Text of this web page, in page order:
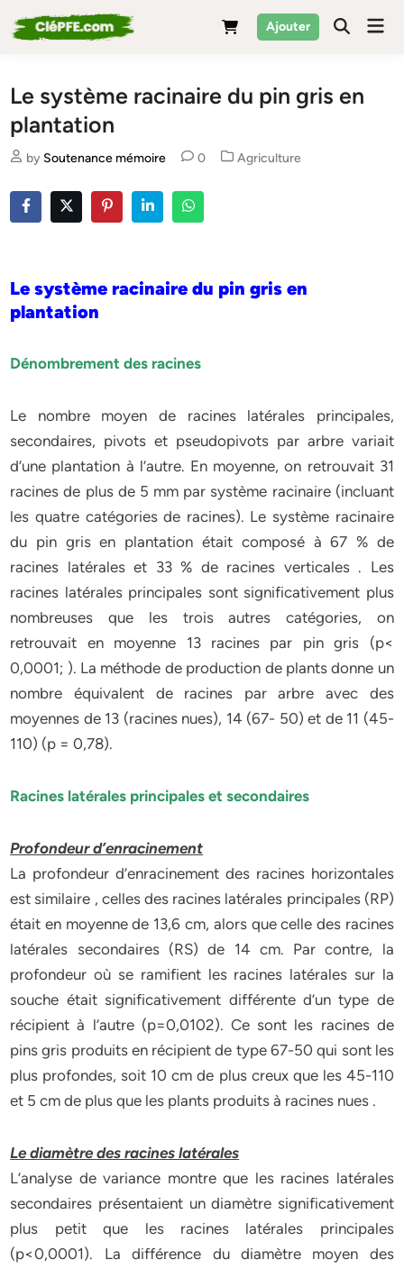
to
Ajouter
Le système racinaire du pin gris en
plantation
by Soutenance mémoire 0
Posted
Agriculture
Le système racinaire du pin gris en
plantation
Dénombrement des racines
Le nombre moyen de racines latérales principales,
secondaires, pivots et pseudopivots par arbre variait
d’une plantation à l’autre. En moyenne, on retrouvait 31
racines de plus de 5 mm par système racinaire (incluant
les quatre catégories de racines). Le système racinaire
du pin gris en plantation était composé à 67 % de
racines latérales et 33 % de racines verticales . Les
racines latérales principales sont significativement plus
nombreuses que les trois autres catégories, on
retrouvait en moyenne 13 racines par pin gris (p<
0,0001; ). La méthode de production de plants donne un
nombre équivalent de racines par arbre avec des
moyennes de 13 (racines nues), 14 (67- 50) et de 11 (45-
110) (p = 0,78).
Racines latérales principales et secondaires
Profondeur d’enracinement
La profondeur d’enracinement des racines horizontales
est similaire , celles des racines latérales principales (RP)
était en moyenne de 13,6 cm, alors que celle des racines
latérales secondaires (RS) de 14 cm. Par contre, la
profondeur où se ramifient les racines latérales sur la
souche était significativement différente d’un type de
récipient à l’autre (p=0,0102). Ce sont les racines de
pins gris produits en récipient de type 67-50 qui sont les
plus profondes, soit 10 cm de plus creux que les 45-110
et 5 cm de plus que les plants produits à racines nues .
Le diamètre des racines latérales
L’analyse de variance montre que les racines latérales
secondaires présentaient un diamètre significativement
plus petit que les racines latérales principales
(p<0,0001). La différence du diamètre moyen des